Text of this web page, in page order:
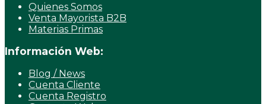
Quienes Somos
Venta Mayorista B2B
Materias Primas
Información Web:
Blog / News
Cuenta Cliente
Cuenta Registro